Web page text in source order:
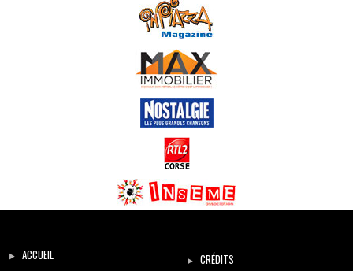
ACCUEIL CRÉDITS